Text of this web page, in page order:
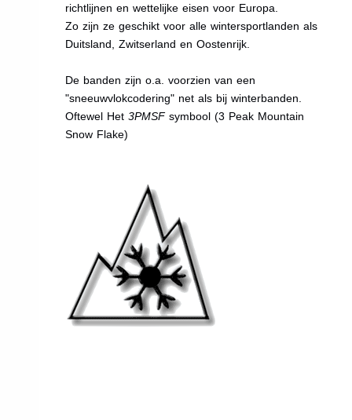
richtlijnen en wettelijke eisen voor Europa.
Zo zijn ze geschikt voor alle wintersportlanden als
Duitsland, Zwitserland en Oostenrijk.
De banden zijn o.a. voorzien van een
"sneeuwvlokcodering" net als bij winterbanden.
Oftewel Het3PMSFsymbool (3 Peak Mountain
Snow Flake)